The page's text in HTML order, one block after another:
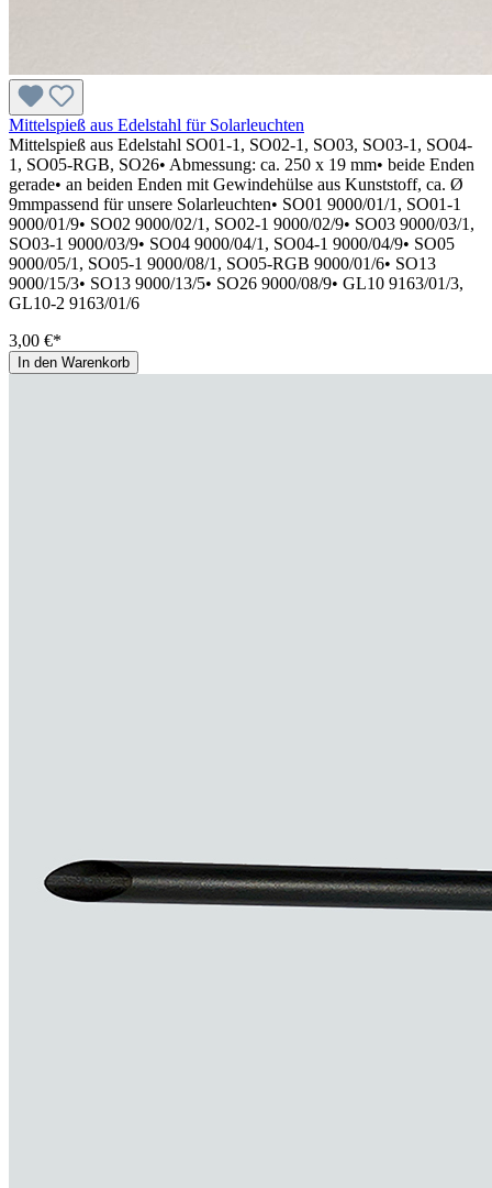
Mittelspieß aus Edelstahl für Solarleuchten
Mittelspieß aus Edelstahl SO01-1, SO02-1, SO03, SO03-1, SO04-
1, SO05-RGB, SO26• Abmessung: ca. 250 x 19 mm• beide Enden
gerade• an beiden Enden mit Gewindehülse aus Kunststoff, ca. Ø
9mmpassend für unsere Solarleuchten• SO01 9000/01/1, SO01-1
9000/01/9• SO02 9000/02/1, SO02-1 9000/02/9• SO03 9000/03/1,
SO03-1 9000/03/9• SO04 9000/04/1, SO04-1 9000/04/9• SO05
9000/05/1, SO05-1 9000/08/1, SO05-RGB 9000/01/6• SO13
9000/15/3• SO13 9000/13/5• SO26 9000/08/9• GL10 9163/01/3,
GL10-2 9163/01/6
3,00 €*
In den Warenkorb